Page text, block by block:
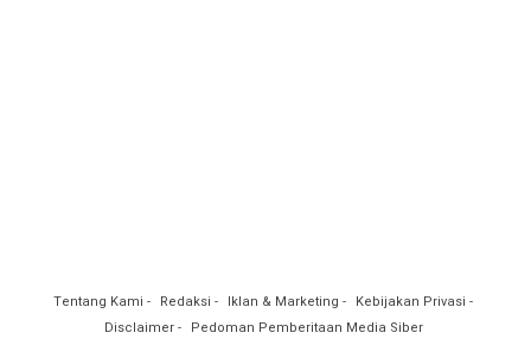
Tentang Kami Redaksi Iklan & Marketing
Kebijakan Privasi
Disclaimer
Pedoman Pemberitaan Media Siber